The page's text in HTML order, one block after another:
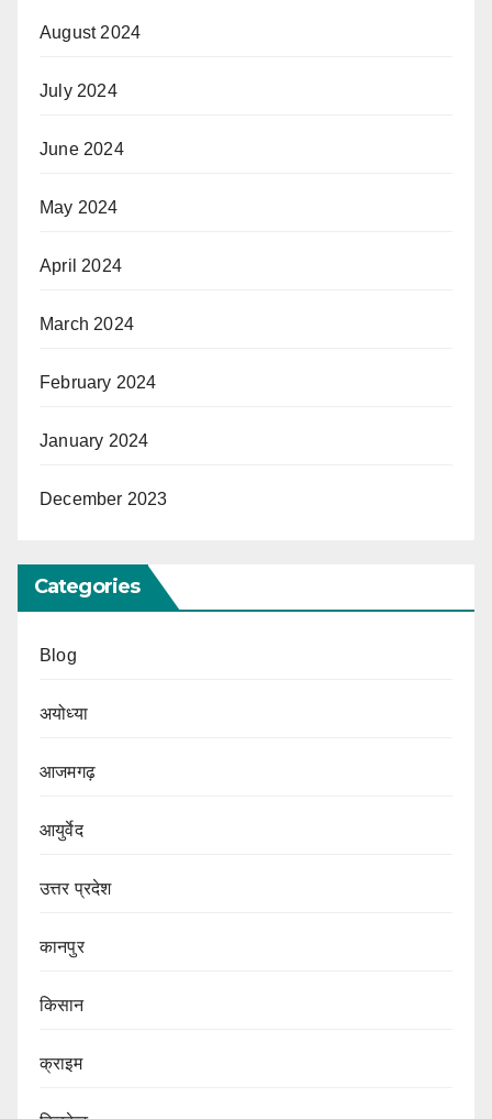
August 2024
July 2024
June 2024
May 2024
April 2024
March 2024
February 2024
January 2024
December 2023
Categories
Blog
अयोध्या
आजमगढ़
आयुर्वेद
उत्तर प्रदेश
कानपुर
किसान
क्राइम